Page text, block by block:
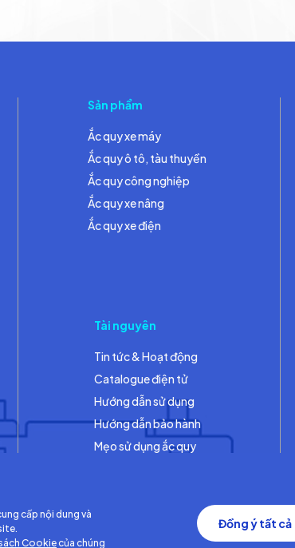
Sản phẩm
Ắc quy xe máy
Ắc quy ô tô, tàu thuyền
Ắc quy công nghiệp
Ắc quy xe nâng
Ắc quy xe điện
Tài nguyên
Tin tức & Hoạt động
Catalogue điện tử
Hướng dẫn sử dụng
Hướng dẫn bảo hành
Mẹo sử dụng ắc quy
cấp nội dung và
Cookiecủa chúng
Đồng ý tất cả